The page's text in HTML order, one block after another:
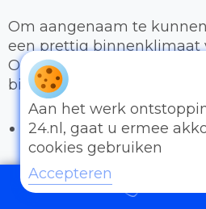
Om aangenaam te
een prettig binnenklimaat
Onze loodgieters kunnen
bijvoorbeeld:
Het uitbreiden of
een cv-installatie
Vervangen van
Vloerverwarming
Aan het werk
24.nl, gaat u ermee
cookies gebruiken
Accepteren